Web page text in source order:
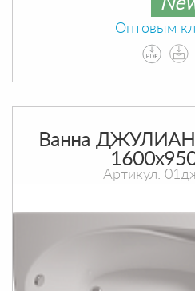
Оптовым
Ванна
Артикул: